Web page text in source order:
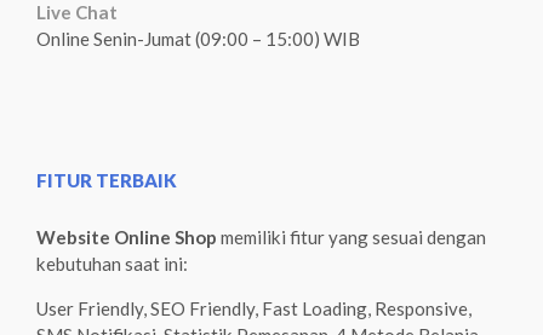
Live Chat
Online Senin-Jumat (09:00 – 15:00) WIB
FITUR TERBAIK
Website Online Shop memiliki fitur yang sesuai dengan
kebutuhan saat ini:
User Friendly, SEO Friendly, Fast Loading, Responsive,